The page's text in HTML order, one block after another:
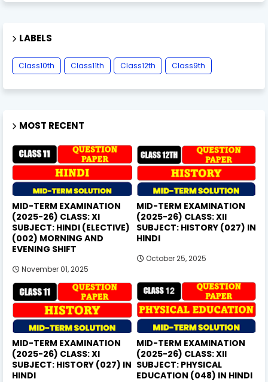
LABELS
Class10th Class11th Class12th Class9th
MOST RECENT
MID-TERM EXAMINATION
(2025-26) CLASS: XI
SUBJECT: HINDI (ELECTIVE)
(002) MORNING AND
EVENING SHIFT
November 01, 2025
MID-TERM EXAMINATION
(2025-26) CLASS: XII
SUBJECT: HISTORY (027) IN
HINDI
October 25, 2025
MID-TERM EXAMINATION
(2025-26) CLASS: XI
SUBJECT: HISTORY (027) IN
HINDI
MID-TERM EXAMINATION
(2025-26) CLASS: XII
SUBJECT: PHYSICAL
EDUCATION (048) IN HINDI